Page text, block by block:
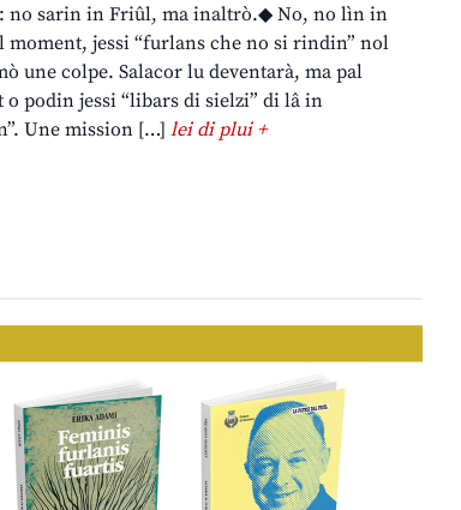
no sarin in Friûl, ma inaltrò.◆ No, no lìn in
moment, jessi “furlans che no si rindin” nol
une colpe. Salacor lu deventarà, ma pal
o podin jessi “libars di sielzi” di lâ in
Une mission […]lei di plui +